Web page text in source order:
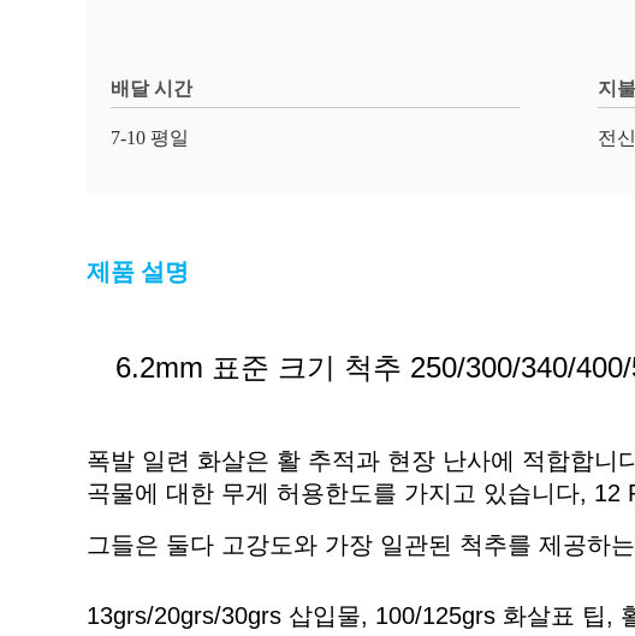
배달 시간
7-10 평일
지
전
제품 설명
6.2mm 표준 크기 척추 250/300/340/
폭발 일련 화살은 활 추적과 현장 난사에 적합합
곡물에 대한 무게 허용한도를 가지고 있습니다, 12
그들은 둘다 고강도와 가장 일관된 척추를 제공하
13grs/20grs/30grs 삽입물, 100/125grs 화살표 팁,